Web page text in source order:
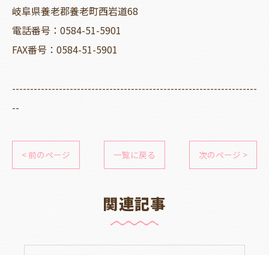
岐阜県養老郡養老町西岩道68
電話番号：0584-51-5901
FAX番号：0584-51-5901
--------------------------------------------------------------------
--
< 前のページ 一覧に戻る 次のページ >
関連記事